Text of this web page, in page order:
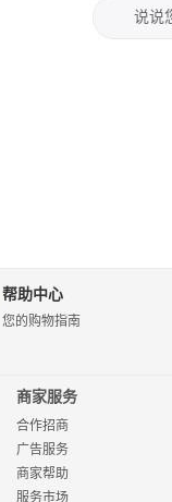
说说
帮助中心
您的购物指南
商家服务
合作招商
广告服务
商家帮助
服务市场